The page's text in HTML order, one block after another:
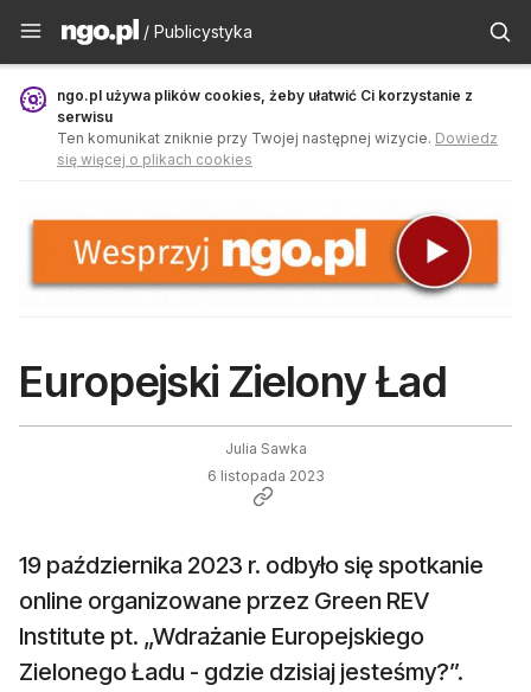
Publicystyka - ngo.pl
/ Publicystyka
ngo.pl używa plików cookies, żeby ułatwić Ci korzystanie z
serwisu
Ten komunikat zniknie przy Twojej następnej wizycie. Dowiedz
się więcej o plikach cookies
Europejski Zielony Ład
Julia Sawka
6 listopada 2023
19 października 2023 r. odbyło się spotkanie
online organizowane przez Green REV
Institute pt. „Wdrażanie Europejskiego
Zielonego Ładu - gdzie dzisiaj jesteśmy?”.